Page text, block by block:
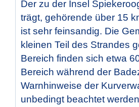
Der zu der Insel
trägt, gehörende über 15
ist sehr feinsandig. Die
kleinen Teil des Strandes
Bereich finden sich etwa
Bereich während der
Warnhinweise der
unbedingt beachtet